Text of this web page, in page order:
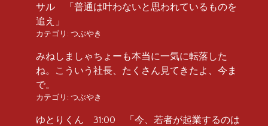
サル 「普通は叶わないと思われているものを
追え」
カテゴリ: つぶやき
みねしましゃちょーも本当に一気に転落した
ね。こういう社長、たくさん見てきたよ、今ま
で。
カテゴリ: つぶやき
ゆとりくん 31:00 「今、若者が起業するのは